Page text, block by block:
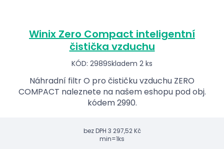
Winix Zero Compact inteligentní
čistička vzduchu
KÓD: 2989Skladem 2 ks
Náhradní filtr O pro čističku vzduchu ZERO
COMPACT naleznete na našem eshopu pod obj.
kódem 2990.
bez DPH 3 297,52 Kč
min=1ks